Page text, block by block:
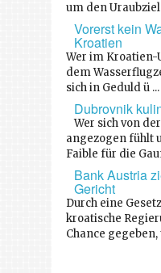
um den
Vorerst kein
Kroatien
Wer im
dem
sich in Geduld ü ...
Dubrovnik
Wer sich von
angezogen fühlt
Faible für die
Bank Austria
Gericht
Durch eine
kroatische
Chance gegeben,